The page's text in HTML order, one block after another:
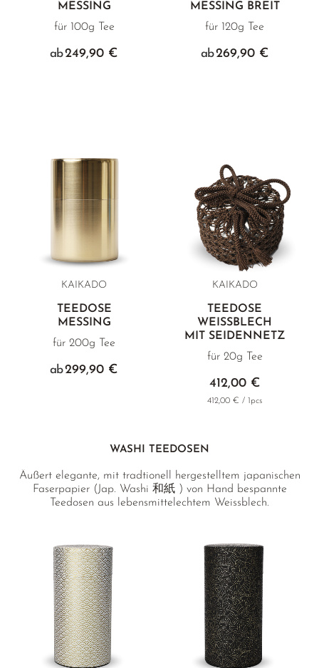
MESSING
für 100g Tee
ab249,90 €
MESSING BREIT
für 120g Tee
ab269,90 €
KAIKADO
TEEDOSE
MESSING
für 200g Tee
ab299,90 €
KAIKADO
TEEDOSE
WEISSBLECH
MIT SEIDENNETZ
für 20g Tee
412,00 €
412,00 € / 1pcs
WASHI TEEDOSEN
Äußert elegante, mit tradtionell hergestelltem japanischen
Faserpapier (Jap. Washi 和紙 ) von Hand bespannte
Teedosen aus lebensmittelechtem Weissblech.